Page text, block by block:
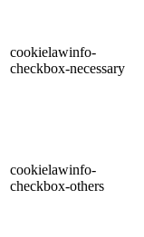
cookielawinfo-
checkbox-necessary
cookielawinfo-
checkbox-others